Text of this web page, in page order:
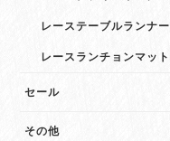
レーステーブルランナー
レースランチョンマット
セール
その他